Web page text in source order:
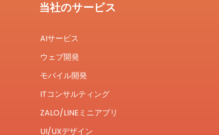
当社のサービス
AIサービス
ウェブ開発
モバイル開発
ITコンサルティング
ZALO/LINEミニアプリ
UI/UXデザイン